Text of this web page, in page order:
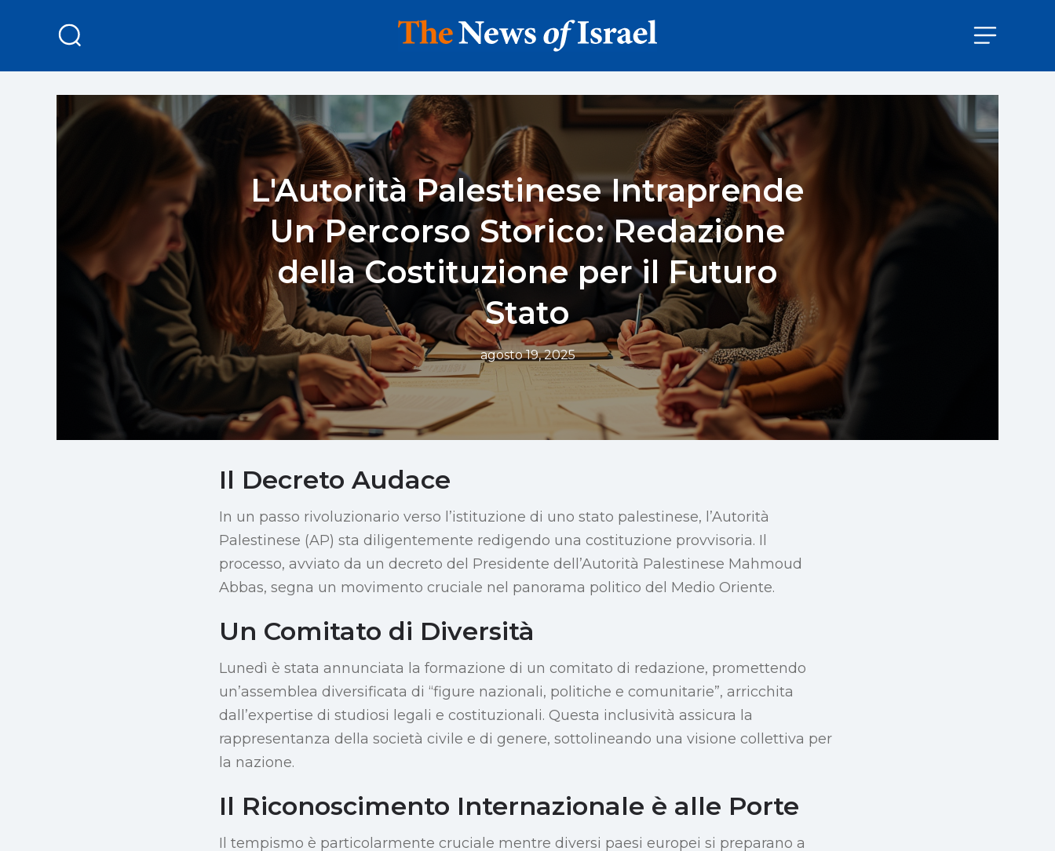
L'Autorità Palestinese Intraprende
Un Percorso Storico: Redazione
della Costituzione per il Futuro
Stato
agosto 19, 2025
Il Decreto Audace
In un passo rivoluzionario verso l’istituzione di uno stato palestinese, l’Autorità
Palestinese (AP) sta diligentemente redigendo una costituzione provvisoria. Il
processo, avviato da un decreto del Presidente dell’Autorità Palestinese Mahmoud
Abbas, segna un movimento cruciale nel panorama politico del Medio Oriente.
Un Comitato di Diversità
Lunedì è stata annunciata la formazione di un comitato di redazione, promettendo
un’assemblea diversificata di “figure nazionali, politiche e comunitarie”, arricchita
dall’expertise di studiosi legali e costituzionali. Questa inclusività assicura la
rappresentanza della società civile e di genere, sottolineando una visione collettiva per
la nazione.
Il Riconoscimento Internazionale è alle Porte
Il tempismo è particolarmente cruciale mentre diversi paesi europei si preparano a